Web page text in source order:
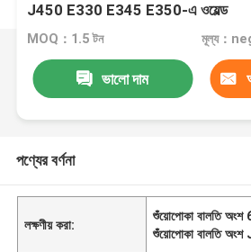
J450 E330 E345 E350-এ ওয়েল্ড
MOQ：1.5 টন মূল্য：
ভালো দাম
পণ্যের বর্ণনা
লক্ষণীয় করা:
শুঁয়োপোকা বালতি
শুঁয়োপোকা বালতি